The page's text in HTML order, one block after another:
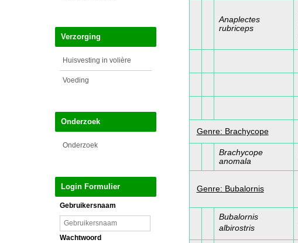
Verzorging
Huisvesting in volière
Voeding
Onderzoek
Onderzoek
Login Formulier
Gebruikersnaam
Wachtwoord
Anaplectes
rubriceps
Genre: Brachycope
Brachycope
anomala
Genre: Bubalornis
Bubalornis
albirostris